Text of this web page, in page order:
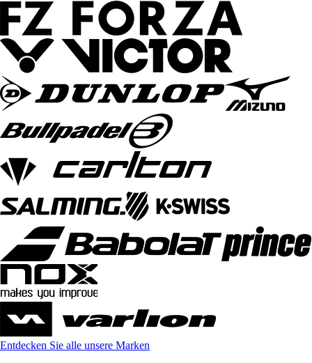
Entdecken Sie alle unsere Marken